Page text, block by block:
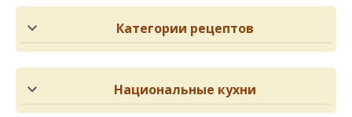
Категории рецептов
Национальные кухни